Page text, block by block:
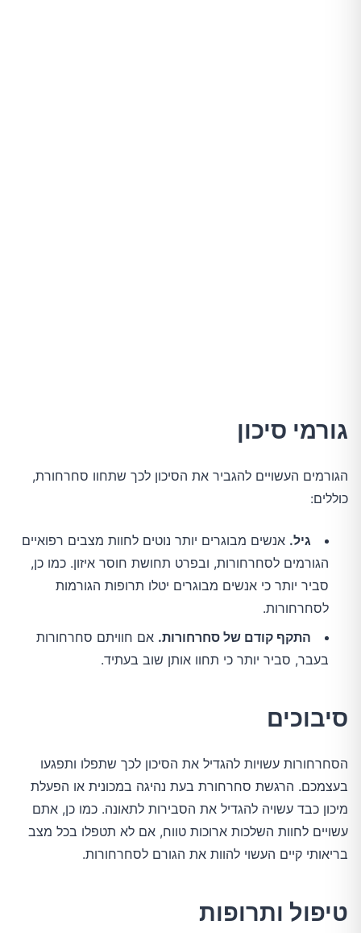
גורמי סיכון
הגורמים העשויים להגביר את הסיכון לכך שתחוו סחרחורת,
כוללים:
גיל. אנשים מבוגרים יותר נוטים לחוות מצבים רפואיים
הגורמים לסחרחורות, ובפרט תחושת חוסר איזון. כמו כן,
סביר יותר כי אנשים מבוגרים יטלו תרופות הגורמות
לסחרחורות.
התקף קודם של סחרחורות. אם חוויתם סחרחורות
בעבר, סביר יותר כי תחוו אותן שוב בעתיד.
סיבוכים
הסחרחורות עשויות להגדיל את הסיכון לכך שתפלו ותפגעו
בעצמכם. הרגשת סחרחורת בעת נהיגה במכונית או הפעלת
מיכון כבד עשויה להגדיל את הסבירות לתאונה. כמו כן, אתם
עשויים לחוות השלכות ארוכות טווח, אם לא תטפלו בכל מצב
בריאותי קיים העשוי להוות את הגורם לסחרחורות.
טיפול ותרופות